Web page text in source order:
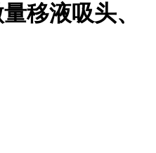
移液吸头、